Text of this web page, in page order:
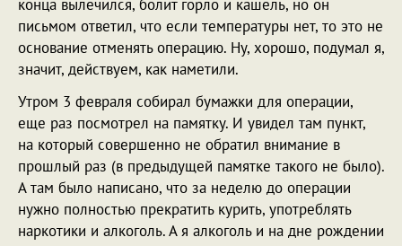
конца вылечился, болит горло и кашель, но он
письмом ответил, что если температуры нет, то это не
основание отменять операцию. Ну, хорошо, подумал я,
значит, действуем, как наметили.
Утром 3 февраля собирал бумажки для операции,
еще раз посмотрел на памятку. И увидел там пункт,
на который совершенно не обратил внимание в
прошлый раз (в предыдущей памятке такого не было).
А там было написано, что за неделю до операции
нужно полностью прекратить курить, употреблять
наркотики и алкоголь. А я алкоголь и на дне рождении